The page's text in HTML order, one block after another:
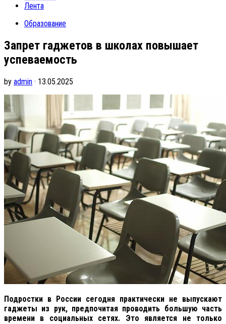
Лента
Образование
Запрет гаджетов в школах повышает
успеваемость
by admin · 13.05.2025
Подростки в России сегодня практически не выпускают
гаджеты из рук, предпочитая проводить большую часть
времени в социальных сетях. Это является не только